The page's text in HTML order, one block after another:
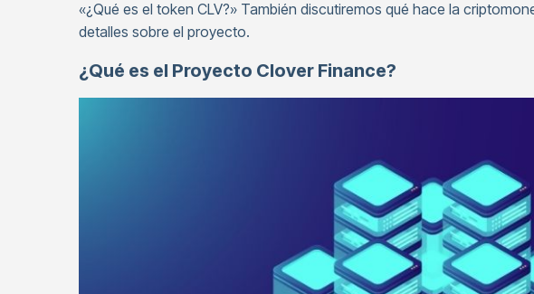
«¿Qué es el token CLV?» También discutiremos qué hace la
detalles sobre el proyecto.
¿Qué es el Proyecto Clover Finance?